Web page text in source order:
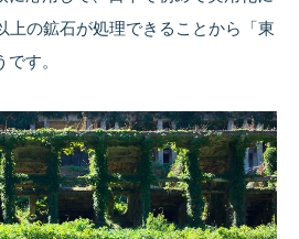
上の鉱石が処理できることから「東
す。